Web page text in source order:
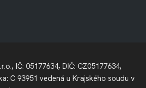
IČ: 05177634, DIČ: CZ05177634,
C 93951 vedená u Krajského soudu v